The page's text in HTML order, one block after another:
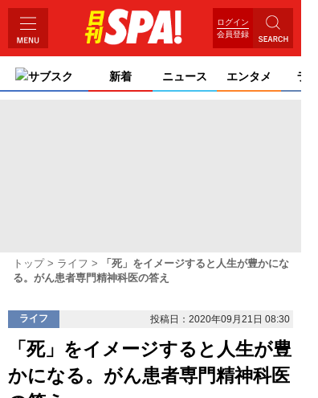
ログイン
会員登録
サブスク 新着 ニュース エンタメ ライ
トップ ライフ
「死」をイメージすると人生が豊かにな
る。がん患者専門精神科医の答え
ライフ 投稿日：2020年09月21日 08:30
「死」をイメージすると人生が豊
かになる。がん患者専門精神科医